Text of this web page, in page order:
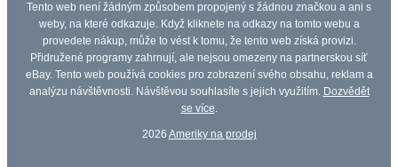
Tento web není žádným způsobem propojený s žádnou značkou a ani s
weby, na které odkazuje. Když kliknete na odkazy na tomto webu a
provedete nákup, může to vést k tomu, že tento web získá provizi.
Přidružené programy zahrnují, ale nejsou omezeny na partnerskou síť
eBay. Tento web používá cookies pro zobrazení svého obsahu, reklam a
analýzu návštěvnosti. Návštěvou souhlasíte s jejich využitím.
Dozvědět
se více
2026 Ameriky na prodej